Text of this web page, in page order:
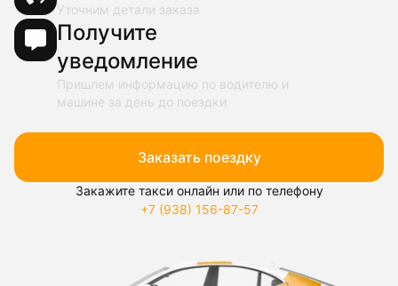
Уточним детали заказа
Получите
уведомление
Пришлем информацию по водителю и
машине за день до поездки
Заказать поездку
Закажите такси онлайн или по телефону
+7 (938) 156-87-57